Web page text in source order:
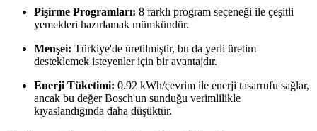
Pişirme Programları: 8 farklı program seçeneği ile çeşitli
yemekleri hazırlamak mümkündür.
Menşei: Türkiye'de üretilmiştir, bu da yerli üretim
desteklemek isteyenler için bir avantajdır.
Enerji Tüketimi: 0.92 kWh/çevrim ile enerji tasarrufu sağlar,
ancak bu değer Bosch'un sunduğu verimlilikle
kıyaslandığında daha düşüktür.